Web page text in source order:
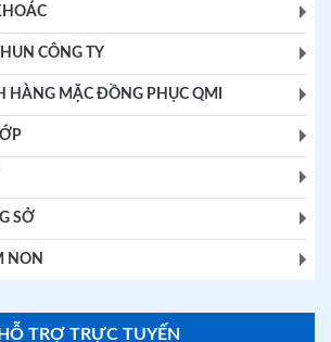
CÔNG TY
HÀNG MẶC ĐỒNG PHỤC QMI
SỞ
NON
HỖ TRỢ TRỰC TUYẾN